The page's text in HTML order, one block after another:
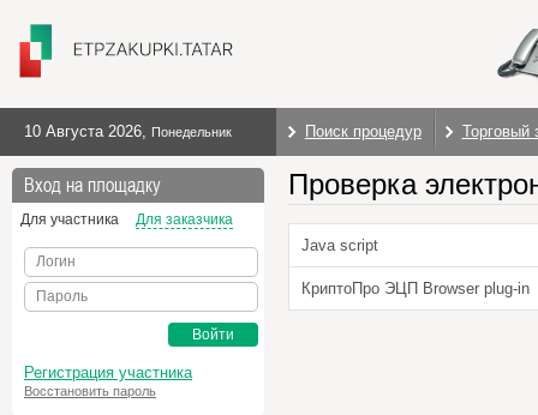
10 Августа 2026, Понедельник Поиск процедур Торговый
Вход на площадку
Для участника Для заказчика
Логин
Пароль
Войти
Регистрация участника
Восстановить пароль
Проверка
Java script
КриптоПро ЭЦП Browser plug-in